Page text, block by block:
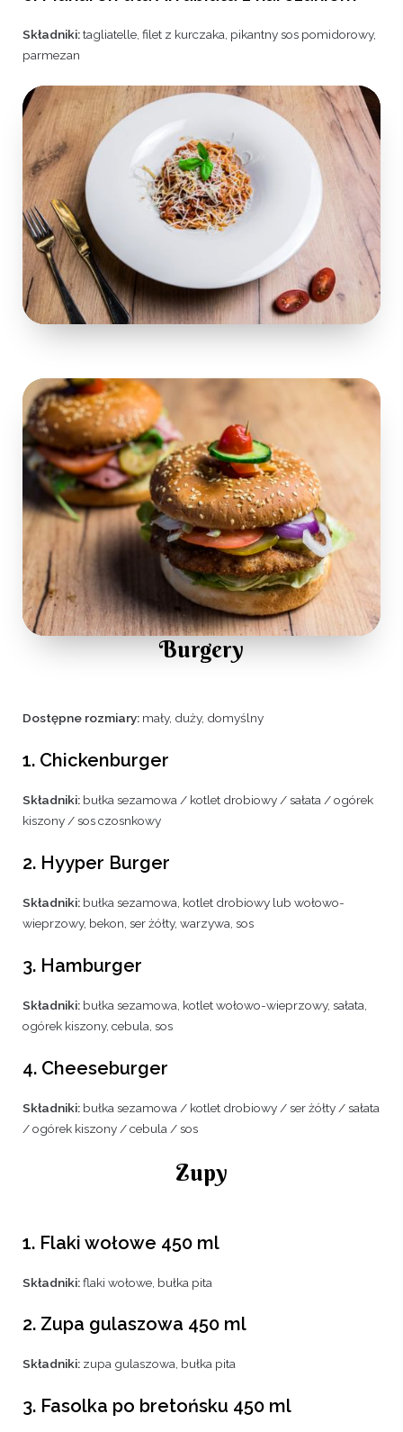
Składniki:tagliatelle, filet z kurczaka, pikantny sos pomidorowy,
parmezan
Burgery
Dostępne rozmiary: mały, duży, domyślny
1. Chickenburger
Składniki: bułka sezamowa / kotlet drobiowy / sałata / ogórek
kiszony / sos czosnkowy
2. Hyyper Burger
Składniki: bułka sezamowa, kotlet drobiowy lub wołowo-
wieprzowy, bekon, ser żółty, warzywa, sos
3. Hamburger
Składniki: bułka sezamowa, kotlet wołowo-wieprzowy, sałata,
ogórek kiszony, cebula, sos
4. Cheeseburger
Składniki: bułka sezamowa / kotlet drobiowy / ser żółty / sałata
/ ogórek kiszony / cebula / sos
Zupy
1. Flaki wołowe 450 ml
Składniki:flaki wołowe, bułka pita
2. Zupa gulaszowa 450 ml
Składniki: zupa gulaszowa, bułka pita
3. Fasolka po bretońsku 450 ml